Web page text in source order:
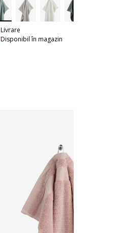
Livrare
Disponibil în magazin